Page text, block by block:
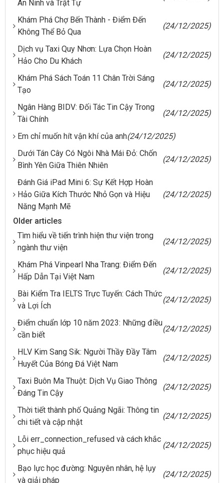
An Ninh và Trật Tự
Khám Phá Chợ Bến Thành - Điểm Đến
Không Thể Bỏ Qua
(24/12/2025)
Dịch vụ Taxi Quy Nhơn: Lựa Chọn Hoàn
Hảo Cho Du Khách
(24/12/2025)
Khám Phá Sách Toán 11 Chân Trời Sáng
Tạo
(24/12/2025)
Ngân Hàng BIDV: Đối Tác Tin Cậy Trong
Tài Chính
(24/12/2025)
Em chỉ muốn hít vận khí của anh(24/12/2025)
Dưới Tán Cây Có Ngôi Nhà Mái Đỏ: Chốn
Bình Yên Giữa Thiên Nhiên
(24/12/2025)
Đánh Giá iPad Mini 6: Sự Kết Hợp Hoàn
Hảo Giữa Kích Thước Nhỏ Gọn và Hiệu
Năng Mạnh Mẽ
(24/12/2025)
Older articles
Tìm hiểu về tiến trình hiện thư viện trong
ngành thư viện
(24/12/2025)
Khám Phá Vinpearl Nha Trang: Điểm Đến
Hấp Dẫn Tại Việt Nam
(24/12/2025)
Bài Kiểm Tra IELTS Trực Tuyến: Cách Thức
và Lợi Ích
(24/12/2025)
Điểm chuẩn lớp 10 năm 2023: Những điều
cần biết
(24/12/2025)
HLV Kim Sang Sik: Người Thầy Đầy Tâm
Huyết Của Bóng Đá Việt Nam
(24/12/2025)
Taxi Buôn Ma Thuột: Dịch Vụ Giao Thông
Đáng Tin Cậy
(24/12/2025)
Thời tiết thành phố Quảng Ngãi: Thông tin
chi tiết và cập nhật
(24/12/2025)
Lỗi err_connection_refused và cách khắc
phục hiệu quả
(24/12/2025)
Bạo lực học đường: Nguyên nhân, hệ lụy
và giải pháp
(24/12/2025)